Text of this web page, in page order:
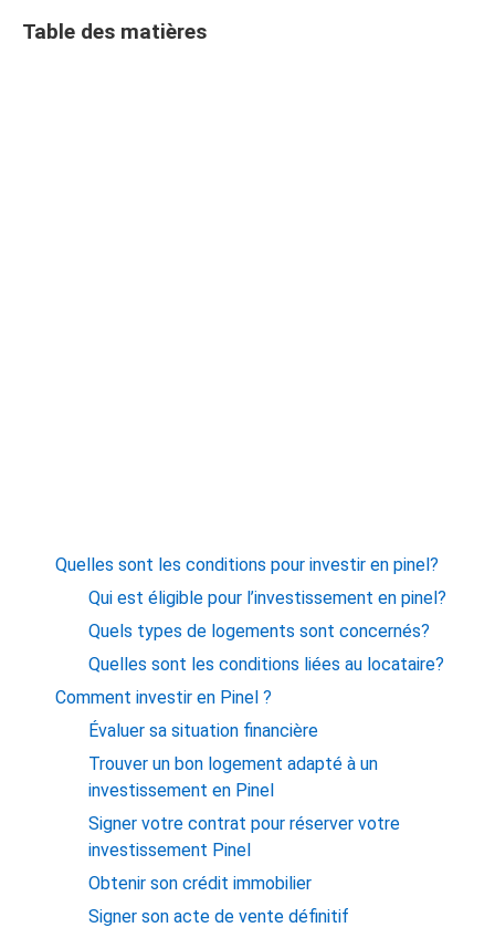
Table des matières
Quelles sont les conditions pour investir en pinel?
Qui est éligible pour l’investissement en pinel?
Quels types de logements sont concernés?
Quelles sont les conditions liées au locataire?
Comment investir en Pinel ?
Évaluer sa situation financière
Trouver un bon logement adapté à un
investissement en Pinel
Signer votre contrat pour réserver votre
investissement Pinel
Obtenir son crédit immobilier
Signer son acte de vente définitif